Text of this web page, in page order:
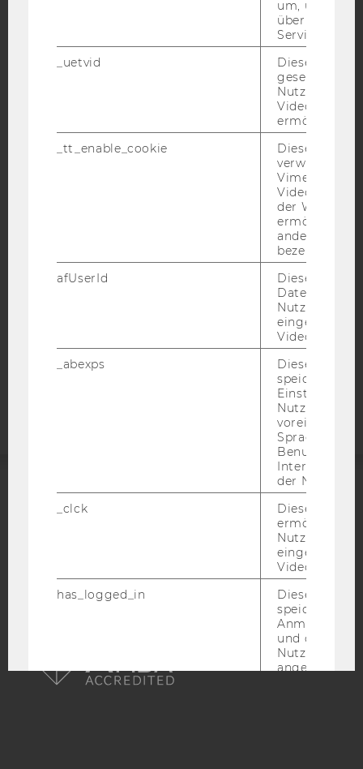
Blog
Bluesky
BARRIEREFREIHEITSERKLÄRUNG WEBSEITE
DATENSCHUTZERKLÄRUNG SOCIAL MEDIA
DATENSCHUTZERKLÄRUNG
STUDIENBEWERBER*INNEN UND STUDIERENDE
Barrierefreiheitserklärung
ACCREDITED BY:
um, um
über die
Service zu
_uetvid
Dieses
gesetzt, um
Nutzung des
Videoplayers
ermöglichen
_tt_enable_cookie
Dieses
verwendet,
Vimeo-
der WU-
ermöglichen
andere nicht
bezeichnete
afUserId
Dieses
Daten von
Videos
_abexps
Dieses Cookie
speichert
Nutzer*in, zB.
Sprache,
der Nutzer*in
_clck
Dieses Cookie
ermöglicht
Nutzung des
Video Players
has_logged_in
Dieses Cookie
speichert
und ob sich
Nutzer*in
angemeldet